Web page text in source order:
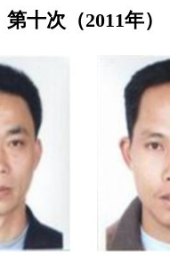
第十次（2011年）